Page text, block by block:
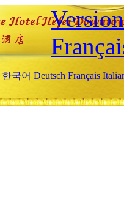
한국어 Deutsch Français